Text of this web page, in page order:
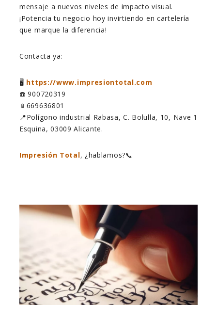
mensaje a nuevos niveles de impacto visual.
¡Potencia tu negocio hoy invirtiendo en cartelería
que marque la diferencia!
Contacta ya:
🖥️ https://www.impresiontotal.com
☎️ 900720319
📱669636801
📍Polígono industrial Rabasa, C. Bolulla, 10, Nave 1
Esquina, 03009 Alicante.
Impresión Total, ¿hablamos?📞